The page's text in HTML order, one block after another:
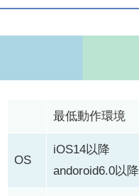
最低動作環境
OS
iOS14以降
andoroid6.0以降